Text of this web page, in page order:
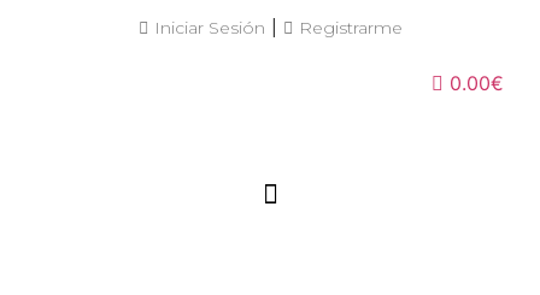
Iniciar Sesión Registrarme
0.00€